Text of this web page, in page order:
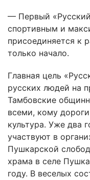
— Первый
спортивным и
присоединяется к
только начало.
Главная цель
русских людей на
Тамбовские
всеми, кому
культура. Уже два
участвуют в
Пушкарской
храма в селе
году. В веселых